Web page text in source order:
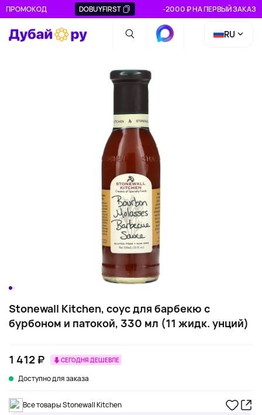
ПРОМОКОД DOBUYFIRST -2000 ₽ НА ПЕРВЫЙ ЗАКАЗ
RU
Stonewall Kitchen, соус для барбекю с
бурбоном и патокой, 330 мл (11 жидк. унций)
1 412 ₽ СЕГОДНЯ ДЕШЕВЛЕ
Доступно для заказа
Все товары Stonewall Kitchen